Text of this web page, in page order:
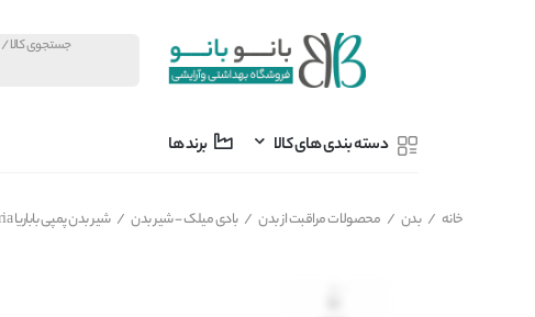
دسته بندی های کالا برند ها
خانه / بدن / محصولات مراقبت از بدن / بادی میلک - شیر بدن / شیر بدن پمپی باباریا babaria حاوی کلاژن Collagen vegan مناسب انواع پوست حجم 500 میل